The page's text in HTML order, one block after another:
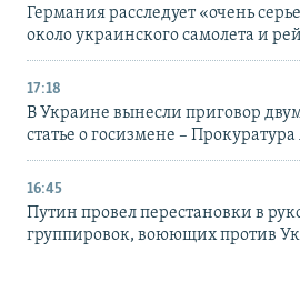
Германия расследует «очень
около украинского самолета и
17:18
В Украине вынесли приговор
статье о госизмене –
16:45
Путин провел перестановки в
группировок, воюющих против